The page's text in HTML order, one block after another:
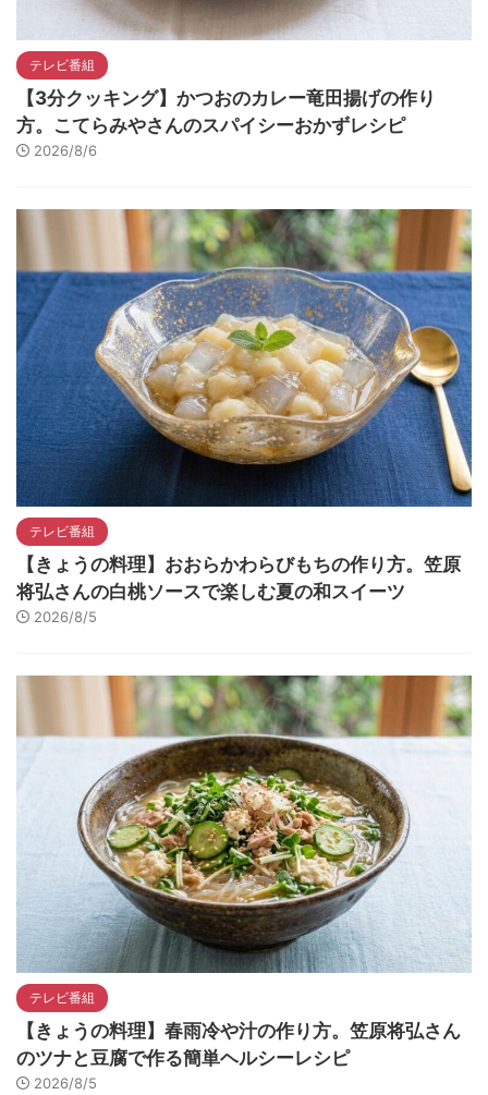
テレビ番組
【3分クッキング】かつおのカレー竜田揚げの作り
方。こてらみやさんのスパイシーおかずレシピ
2026/8/6
テレビ番組
【きょうの料理】おおらかわらびもちの作り方。笠原
将弘さんの白桃ソースで楽しむ夏の和スイーツ
2026/8/5
テレビ番組
【きょうの料理】春雨冷や汁の作り方。笠原将弘さん
のツナと豆腐で作る簡単ヘルシーレシピ
2026/8/5